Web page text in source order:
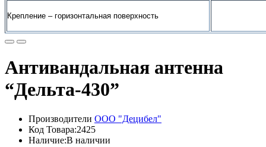
Крепление – горизонтальная поверхность
Антивандальная антенна
“Дельта-430”
Производители ООО "Децибел"
Код Товара:2425
Наличие:В наличии